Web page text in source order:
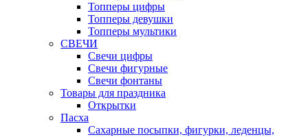
Топперы цифры
Топперы девушки
Топперы мультики
СВЕЧИ
Свечи цифры
Свечи фигурные
Свечи фонтаны
Товары для праздника
Открытки
Пасха
Сахарные посыпки, фигурки, леденцы,